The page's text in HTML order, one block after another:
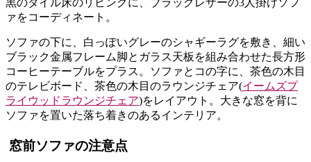
黒のタイル床のリビングに、ブラックレザーの3人掛けソフ
ァをコーディネート。
ソファの下に、白っぽいグレーのシャギーラグを敷き、細い
ブラック金属フレーム脚とガラス天板を組み合わせた長方形
コーヒーテーブルをプラス。ソファとコの字に、茶色の木目
のテレビボード、茶色の木目のラウンジチェア(イームズプ
ライウッドラウンジチェア)をレイアウト。大きな窓を背に
ソファを置いた落ち着きのあるインテリア。
窓前ソファの注意点